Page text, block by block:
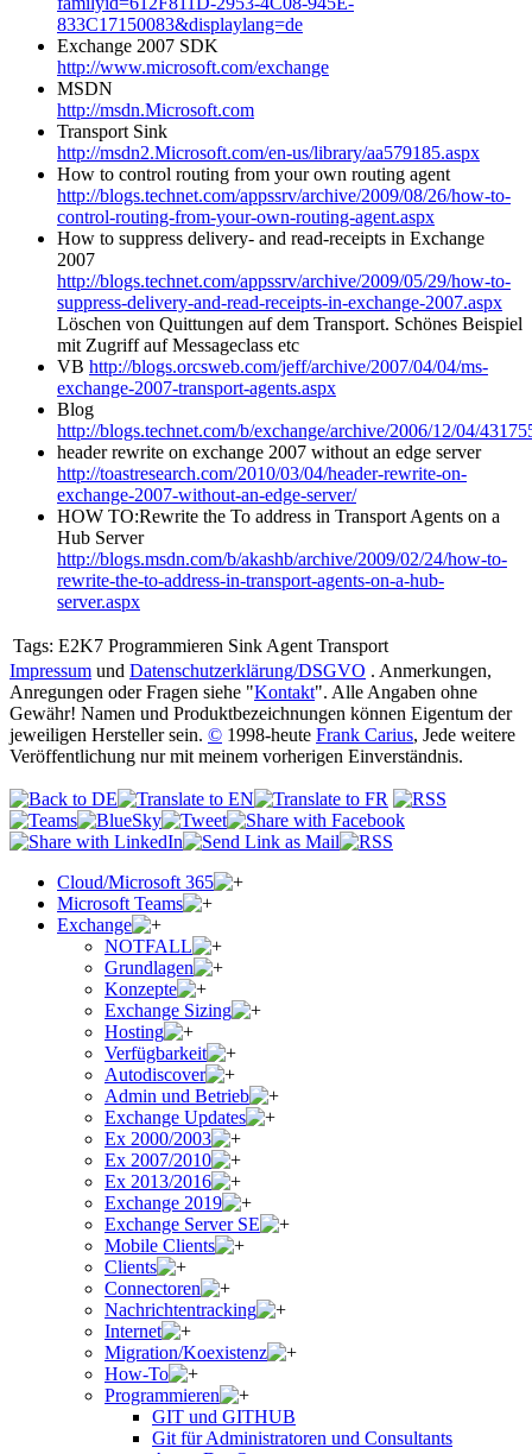
833C17150083&displaylang=de
Exchange 2007 SDK
http://www.microsoft.com/exchange
MSDN
http://msdn.Microsoft.com
Transport Sink
http://msdn2.Microsoft.com/en-us/library/aa579185.aspx
How to control routing from your own routing agent
http://blogs.technet.com/appssrv/archive/2009/08/26/how-to-
control-routing-from-your-own-routing-agent.aspx
How to suppress delivery- and read-receipts in Exchange
2007
http://blogs.technet.com/appssrv/archive/2009/05/29/how-to-
suppress-delivery-and-read-receipts-in-exchange-2007.aspx
Löschen von Quittungen auf dem Transport. Schönes Beispiel
mit Zugriff auf Messageclass etc
VB http://blogs.orcsweb.com/jeff/archive/2007/04/04/ms-
exchange-2007-transport-agents.aspx
Blog
http://blogs.technet.com/b/exchange/archive/2006/12/04/
header rewrite on exchange 2007 without an edge server
http://toastresearch.com/2010/03/04/header-rewrite-on-
exchange-2007-without-an-edge-server/
HOW TO:Rewrite the To address in Transport Agents on a
Hub Server
http://blogs.msdn.com/b/akashb/archive/2009/02/24/how-to-
rewrite-the-to-address-in-transport-agents-on-a-hub-
server.aspx
Tags: E2K7 Programmieren Sink Agent Transport
Impressum und Datenschutzerklärung/DSGVO . Anmerkungen,
Anregungen oder Fragen siehe "Kontakt". Alle Angaben ohne
Gewähr! Namen und Produktbezeichnungen können Eigentum der
jeweiligen Hersteller sein. © 1998-heute Frank Carius, Jede weitere
Veröffentlichung nur mit meinem vorherigen Einverständnis.
Cloud/Microsoft 365
Microsoft Teams
Exchange
NOTFALL
Grundlagen
Konzepte
Exchange Sizing
Hosting
Verfügbarkeit
Autodiscover
Admin und Betrieb
Exchange Updates
Ex 2000/2003
Ex 2007/2010
Ex 2013/2016
Exchange 2019
Exchange Server SE
Mobile Clients
Clients
Connectoren
Nachrichtentracking
Internet
Migration/Koexistenz
How-To
Programmieren
GIT und GITHUB
Git für Administratoren und Consultants